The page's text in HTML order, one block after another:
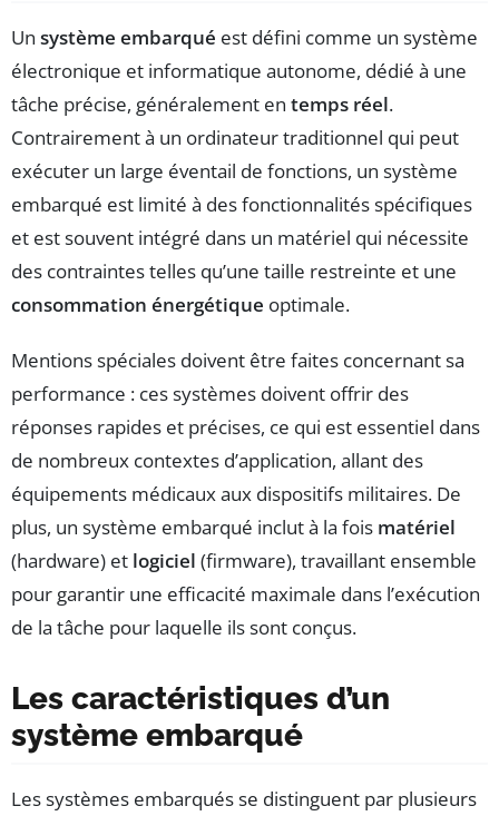
Un système embarqué est défini comme un système
électronique et informatique autonome, dédié à une
tâche précise, généralement en temps réel.
Contrairement à un ordinateur traditionnel qui peut
exécuter un large éventail de fonctions, un système
embarqué est limité à des fonctionnalités spécifiques
et est souvent intégré dans un matériel qui nécessite
des contraintes telles qu’une taille restreinte et une
consommation énergétique optimale.
Mentions spéciales doivent être faites concernant sa
performance : ces systèmes doivent offrir des
réponses rapides et précises, ce qui est essentiel dans
de nombreux contextes d’application, allant des
équipements médicaux aux dispositifs militaires. De
plus, un système embarqué inclut à la fois matériel
(hardware) et logiciel (firmware), travaillant ensemble
pour garantir une efficacité maximale dans l’exécution
de la tâche pour laquelle ils sont conçus.
Les caractéristiques d’un
système embarqué
Les systèmes embarqués se distinguent par plusieurs